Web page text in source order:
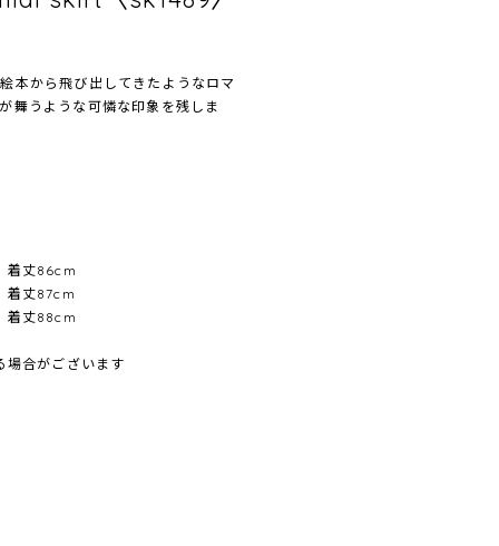
本から飛び出してきたようなロマ
舞うような可憐な印象を残しま
丈86cm
丈87cm
丈88cm
合がございます